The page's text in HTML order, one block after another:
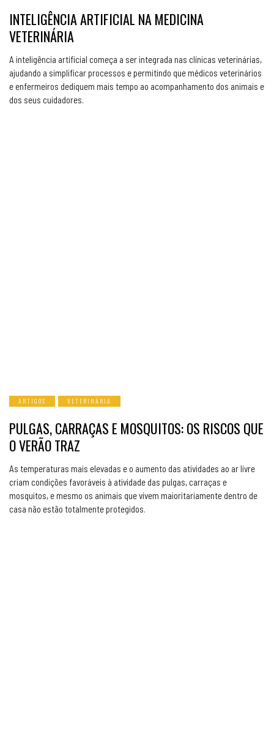
INTELIGÊNCIA ARTIFICIAL NA MEDICINA
VETERINÁRIA
A inteligência artificial começa a ser integrada nas clínicas veterinárias,
ajudando a simplificar processos e permitindo que médicos veterinários
e enfermeiros dediquem mais tempo ao acompanhamento dos animais e
dos seus cuidadores.
ARTIGOS VETERINÁRIA
PULGAS, CARRAÇAS E MOSQUITOS: OS RISCOS QUE
O VERÃO TRAZ
As temperaturas mais elevadas e o aumento das atividades ao ar livre
criam condições favoráveis à atividade das pulgas, carraças e
mosquitos, e mesmo os animais que vivem maioritariamente dentro de
casa não estão totalmente protegidos.